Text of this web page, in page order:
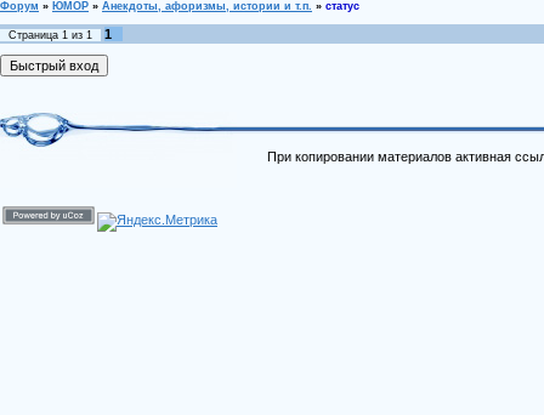
Форум » ЮМОР » Анекдоты, афоризмы, истории и т.п. » статус
Страница 1 из 1 1
При копировании материалов активная